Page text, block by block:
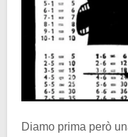
Diamo prima però